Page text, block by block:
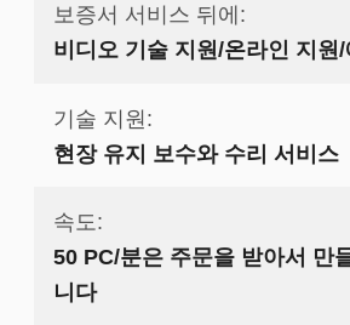
보증서 서비스 뒤에:
비디오 기술 지원/온라인 지원
기술 지원:
현장 유지 보수와 수리 서비스
속도:
50 PC/분은 주문을 받아서 만
니다